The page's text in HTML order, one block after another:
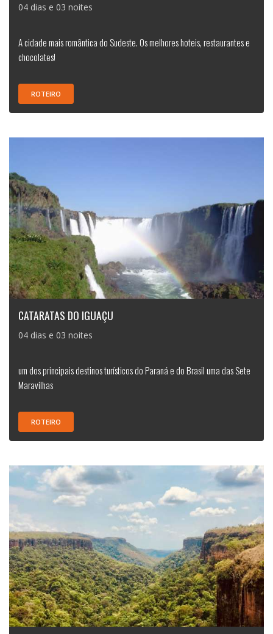
04 dias e 03 noites
A cidade mais romântica do Sudeste. Os melhores hoteis, restaurantes e
chocolates!
ROTEIRO
CATARATAS DO IGUAÇU
04 dias e 03 noites
um dos principais destinos turísticos do Paraná e do Brasil uma das Sete
Maravilhas
ROTEIRO